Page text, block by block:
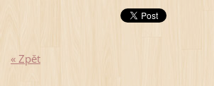
« Zpět